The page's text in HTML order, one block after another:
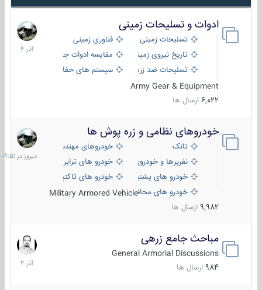
ادوات و تسلیحات زمینی
تسلیحات زمینی
فناوری زمینی
تاریخ نیروی زمینی
مقایسه ادوات جنگی
تسلیحات ضد زره
سیستم های حفاظت فعال
Army Gear & Equipment
6,022 ارسال ها
21
آذر
1404
خودروهای نظامی و زره پوش ها
تانک
خودروهای مهندسی
نفربرها و خودروی های رزمی پیاده نظام
خودرو های ترابری نظامی
خودرو های پشتیبانی آتش ، شناسایی و ضد تانک
خودرو های تاکتیکی نظامی
خودرو های محافظت شدهMilitary Armored Vehicle
9,982 ارسال ها
دیروز
در
09:51
مباحث جامع زرهی
General Armorial Discussions
984 ارسال ها
7
آذر
1404